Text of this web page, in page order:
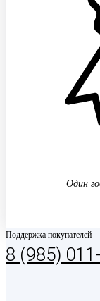
Один
Поддержка покупателей
8 (985)